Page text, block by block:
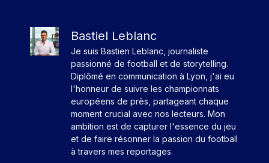
Bastiel Leblanc
Je suis Bastien Leblanc, journaliste
passionné de football et de storytelling.
Diplômé en communication à Lyon, j'ai eu
l'honneur de suivre les championnats
européens de près, partageant chaque
moment crucial avec nos lecteurs. Mon
ambition est de capturer l'essence du jeu
et de faire résonner la passion du football
à travers mes reportages.